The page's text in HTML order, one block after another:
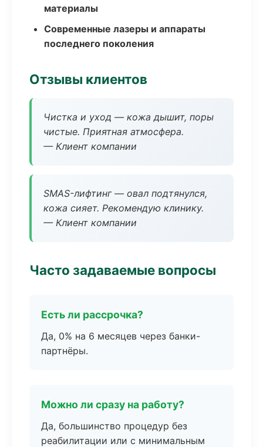
материалы
Современные лазеры и аппараты
последнего поколения
Отзывы клиентов
Чистка и уход — кожа дышит, поры
чистые. Приятная атмосфера.
— Клиент компании
SMAS-лифтинг — овал подтянулся,
кожа сияет. Рекомендую клинику.
— Клиент компании
Часто задаваемые вопросы
Есть ли рассрочка?
Да, 0% на 6 месяцев через банки-
партнёры.
Можно ли сразу на работу?
Да, большинство процедур без
реабилитации или с минимальным